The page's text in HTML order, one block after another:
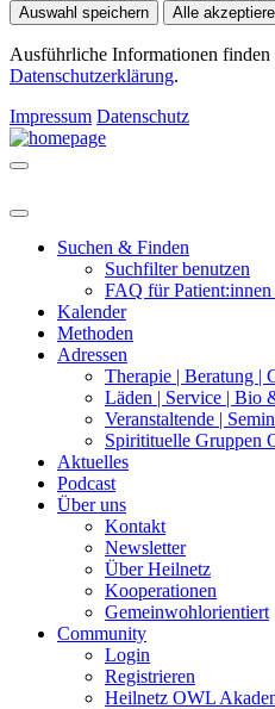
Auswahl speichern Alle
Ausführliche Informationen finden
Datenschutzerklärung.
Impressum Datenschutz
Suchen & Finden
Suchfilter benutzen
FAQ für Patient:innen
Kalender
Methoden
Adressen
Therapie | Beratung |
Läden | Service | Bio
Veranstaltende |
Spiritituelle Gruppen
Aktuelles
Podcast
Über uns
Kontakt
Newsletter
Über Heilnetz
Kooperationen
Gemeinwohlorientiert
Community
Login
Registrieren
Heilnetz OWL